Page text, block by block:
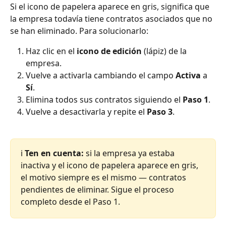
Si el icono de papelera aparece en gris, significa que
la empresa todavía tiene contratos asociados que no
se han eliminado. Para solucionarlo:
Haz clic en el icono de edición (lápiz) de la
empresa.
Vuelve a activarla cambiando el campo Activa a
Sí.
Elimina todos sus contratos siguiendo el Paso 1.
Vuelve a desactivarla y repite el Paso 3.
ℹ️ Ten en cuenta: si la empresa ya estaba
inactiva y el icono de papelera aparece en gris,
el motivo siempre es el mismo — contratos
pendientes de eliminar. Sigue el proceso
completo desde el Paso 1.